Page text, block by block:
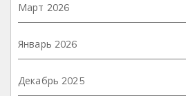
Март 2026
Январь 2026
Декабрь 2025